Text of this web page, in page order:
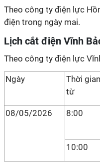
Theo công ty điện lực
điện trong ngày mai.
Lịch cắt điện Vĩnh
Theo công ty điện lực
Ngày
Thời gian
từ
08/05/2026 8:00
10:00